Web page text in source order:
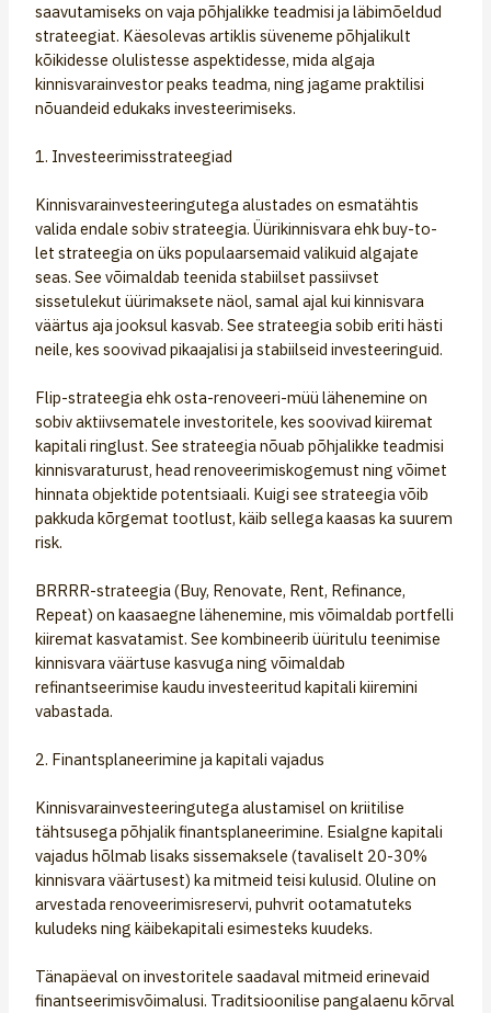
saavutamiseks on vaja põhjalikke teadmisi ja läbimõeldud
strateegiat. Käesolevas artiklis süveneme põhjalikult
kõikidesse olulistesse aspektidesse, mida algaja
kinnisvarainvestor peaks teadma, ning jagame praktilisi
nõuandeid edukaks investeerimiseks.
1. Investeerimisstrateegiad
Kinnisvarainvesteeringutega alustades on esmatähtis
valida endale sobiv strateegia. Üürikinnisvara ehk buy-to-
let strateegia on üks populaarsemaid valikuid algajate
seas. See võimaldab teenida stabiilset passiivset
sissetulekut üürimaksete näol, samal ajal kui kinnisvara
väärtus aja jooksul kasvab. See strateegia sobib eriti hästi
neile, kes soovivad pikaajalisi ja stabiilseid investeeringuid.
Flip-strateegia ehk osta-renoveeri-müü lähenemine on
sobiv aktiivsematele investoritele, kes soovivad kiiremat
kapitali ringlust. See strateegia nõuab põhjalikke teadmisi
kinnisvaraturust, head renoveerimiskogemust ning võimet
hinnata objektide potentsiaali. Kuigi see strateegia võib
pakkuda kõrgemat tootlust, käib sellega kaasas ka suurem
risk.
BRRRR-strateegia (Buy, Renovate, Rent, Refinance,
Repeat) on kaasaegne lähenemine, mis võimaldab portfelli
kiiremat kasvatamist. See kombineerib üüritulu teenimise
kinnisvara väärtuse kasvuga ning võimaldab
refinantseerimise kaudu investeeritud kapitali kiiremini
vabastada.
2. Finantsplaneerimine ja kapitali vajadus
Kinnisvarainvesteeringutega alustamisel on kriitilise
tähtsusega põhjalik finantsplaneerimine. Esialgne kapitali
vajadus hõlmab lisaks sissemaksele (tavaliselt 20-30%
kinnisvara väärtusest) ka mitmeid teisi kulusid. Oluline on
arvestada renoveerimisreservi, puhvrit ootamatuteks
kuludeks ning käibekapitali esimesteks kuudeks.
Tänapäeval on investoritele saadaval mitmeid erinevaid
finantseerimisvõimalusi. Traditsioonilise pangalaenu kõrval